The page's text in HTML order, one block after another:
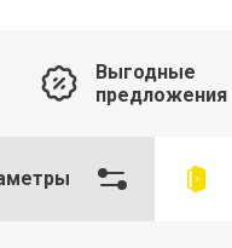
Выгодные
предложения